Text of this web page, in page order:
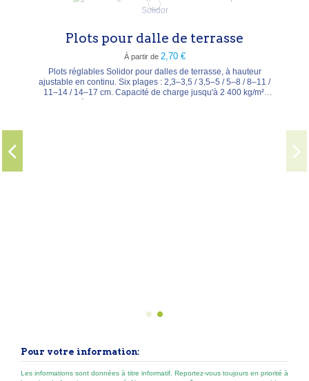
Pour votre information:
Les informations sont données à titre informatif. Reportez-vous toujours en priorité à